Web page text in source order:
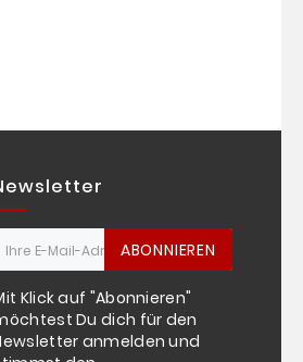
ABONNIEREN
Klick auf "Abonnieren"
Du dich für den
anmelden und